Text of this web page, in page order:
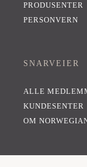
PRODUSENTER
PERSONVERN
SNARVEIER
ALLE
KUNDESENTER
OM